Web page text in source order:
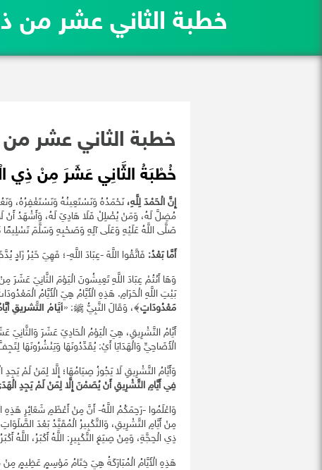
خطبة الثاني عشر من
خطبة الثاني عشر
خُطْبَةُ الثَّانِي عَشَرَ مِنْ ذِي
إِنَّ الْحَمْدَ لِلَّهِ،نَحْمَدُهُ وَنَسْتَعِينُهُ وَنَسْتَغْفِرُهُ،
مُضِلَّ لَهُ، وَمَنْ يُضْلِلْ فَلَا هَادِيَ لَهُ، وَأَشْهَدُ أَنْ لَا
صَلَّى اللَّهُ عَلَيْهِ وَعَلَى آلِهِ وَصَحْبِهِ وَسَلَّمَ تَسْلِيمًا
أَمَّا بَعْدُ: فَاتَّقُوا اللَّهَ -عِبَادَ اللَّهِ-؛ فَهِيَ خَيْرُ زَادٍ
وَهَا أَنْتُمْ عِبَادَ اللَّهِ تَعِيشُونَ الْيَوْمَ الثَّانِيَ عَشَرَ
بَيْتِ اللَّهِ الْحَرَامِ. هَذِهِ الْأَيَّامُ هِيَ الْأَيَّامُ
مَعْدُودَاتٍ﴾، وَقَالَ النَّبِيُّ ﷺ: «أيَّامُ التَّشريقِ
أَيَّامُ التَّشْرِيقِ، هِيَ الْيَوْمُ الْحَادِيَ عَشَرَ
الْأَضَاحِيِّ وَالْهَدَايَا أَيْ: يُقَدِّدُونَهَا وَيَنْشُرُونَهَا
وَأَيَّامُ التَّشْرِيقِ لَا يَجُوزُ صِيَامُهَا؛ إِلَّا لِمَنْ لَمْ
فِي أَيَّامِ التَّشْرِيقِ أَنْ يُصَمْنَ إِلَّا لِمَنْ لَمْ يَجِدِ
وَاعْلَمُوا -رَحِمَكُمُ اللَّهُ- أَنَّ مِنْ أَعْظَمِ شَعَائِرِ هَذِهِ
مِنْ أَيَّامِ التَّشْرِيقِ، وَالتَّكْبِيرُ الْمُقَيَّدُ بَعْدَ
ذِي الْحِجَّةِ، وَمِنْ صِيَغِ التَّكْبِيرِ: اللَّهُ أَكْبَرُ، اللَّهُ أَكْبَرُ،
هَذِهِ الْأَيَّامُ الْمُبَارَكَةُ هِيَ خِتَامُ مَوْسِمٍ عَظِيمٍ